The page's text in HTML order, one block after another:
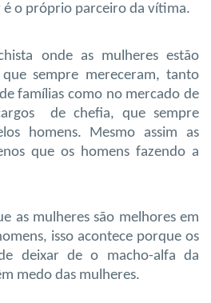
é o próprio parceiro da vítima.
onde as mulheres estão
sempre mereceram, tanto
famílias como no mercado de
de chefia, que sempre
homens. Mesmo assim as
que os homens fazendo a
as mulheres são melhores em
isso acontece porque os
deixar de o macho-alfa da
medo das mulheres.